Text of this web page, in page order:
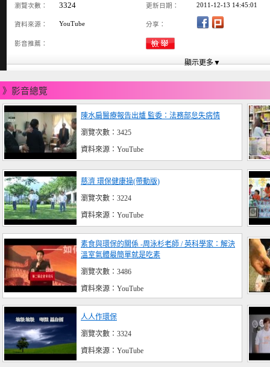
瀏覽次數： 3324 更新日期： 2011-12-13 14:45:01
資料來源： YouTube 分享：
影音推薦：
》影音總覽
陳水扁醫療報告出爐 監委：法務部怠失病情
瀏覽次數：3425
資料來源：YouTube
慈濟 環保健康操(帶動版)
瀏覽次數：3224
資料來源：YouTube
素食與環保的關係 -周泳杉老師 / 英科學家：解決
溫室氣體最簡單就是吃素
瀏覽次數：3486
資料來源：YouTube
人人作環保
瀏覽次數：3324
資料來源：YouTube